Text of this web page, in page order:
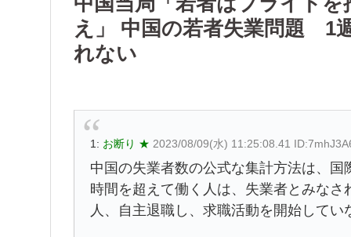
え」 中国の若者失業問題 1
れない
1: お断り ★ 2023/08/09(水) 11:25:08.41
中国の失業者数の公式な集計方法は、
時間を超えて働く人は、失業者とみな
人、自主退職し、求職活動を開始して